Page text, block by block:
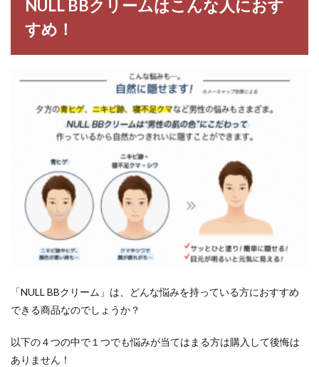
NULL BBクリームはこんな人におす
すめ！
「NULL BBクリーム」は、どんな悩みを持っている方におすすめ
できる商品なのでしょうか？
以下の４つの中で１つでも悩みが当てはまる方は購入して後悔は
ありません！